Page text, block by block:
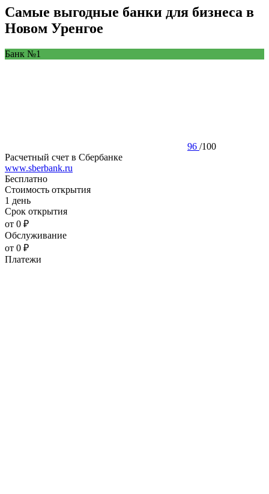
Самые выгодные банки для бизнеса в
Новом Уренгое
Банк №1
96 /100
Расчетный счет в Сбербанке
www.sberbank.ru
Бесплатно
Стоимость открытия
1 день
Срок открытия
от 0 ₽
Обслуживание
от 0 ₽
Платежи